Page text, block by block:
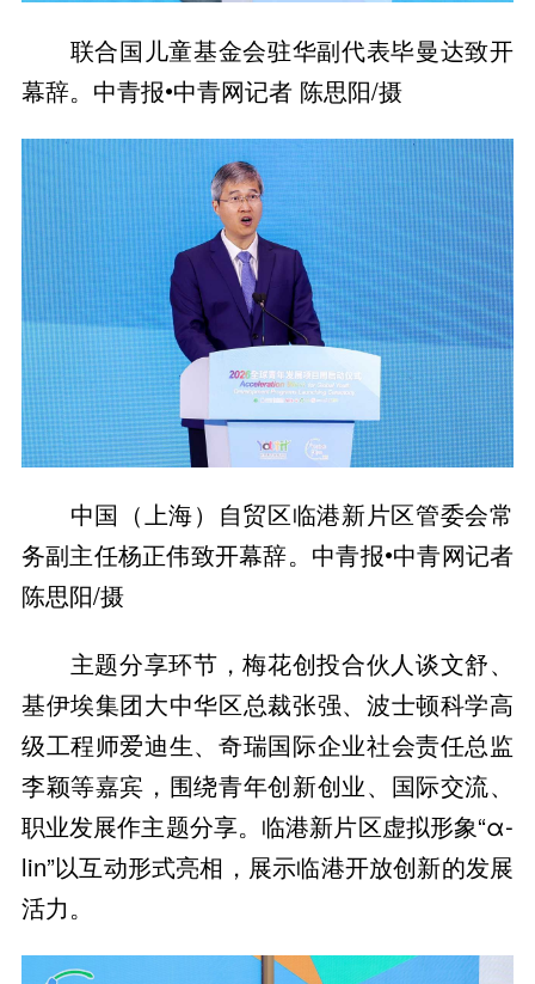
联合国儿童基金会驻华副代表毕曼达致开
幕辞。中青报•中青网记者 陈思阳/摄
中国（上海）自贸区临港新片区管委会常
务副主任杨正伟致开幕辞。中青报•中青网记者
陈思阳/摄
主题分享环节，梅花创投合伙人谈文舒、
基伊埃集团大中华区总裁张强、波士顿科学高
级工程师爱迪生、奇瑞国际企业社会责任总监
李颖等嘉宾，围绕青年创新创业、国际交流、
职业发展作主题分享。临港新片区虚拟形象“α-
lin”以互动形式亮相，展示临港开放创新的发展
活力。